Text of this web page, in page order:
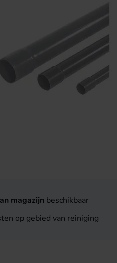
magazijn beschikbaar
op gebied van reiniging